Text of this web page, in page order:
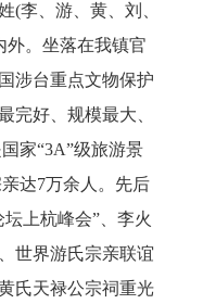
、游、黄、刘、
外。坐落在我镇官
涉台重点文物保护
好、规模最大、
家“3A”级旅游景
达7万余人。先后
上杭峰会”、李火
世界游氏宗亲联谊
氏天禄公宗祠重光